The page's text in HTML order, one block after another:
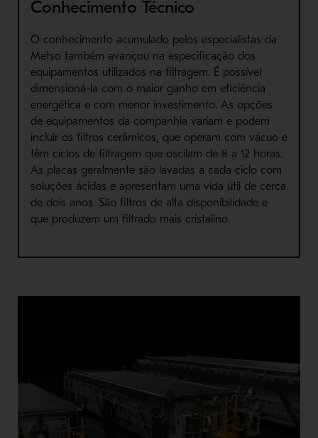
Conhecimento Técnico
O conhecimento acumulado pelos especialistas da
Metso também avançou na especificação dos
equipamentos utilizados na filtragem. É possível
dimensioná-la com o maior ganho em eficiência
energética e com menor investimento. As opções
de equipamentos da companhia variam e podem
incluir os filtros cerâmicos, que operam com vácuo e
têm ciclos de filtragem que oscilam de 8 a 12 horas.
As placas geralmente são lavadas a cada ciclo com
soluções ácidas e apresentam uma vida útil de cerca
de dois anos. São filtros de alta disponibilidade e
que produzem um filtrado mais cristalino.